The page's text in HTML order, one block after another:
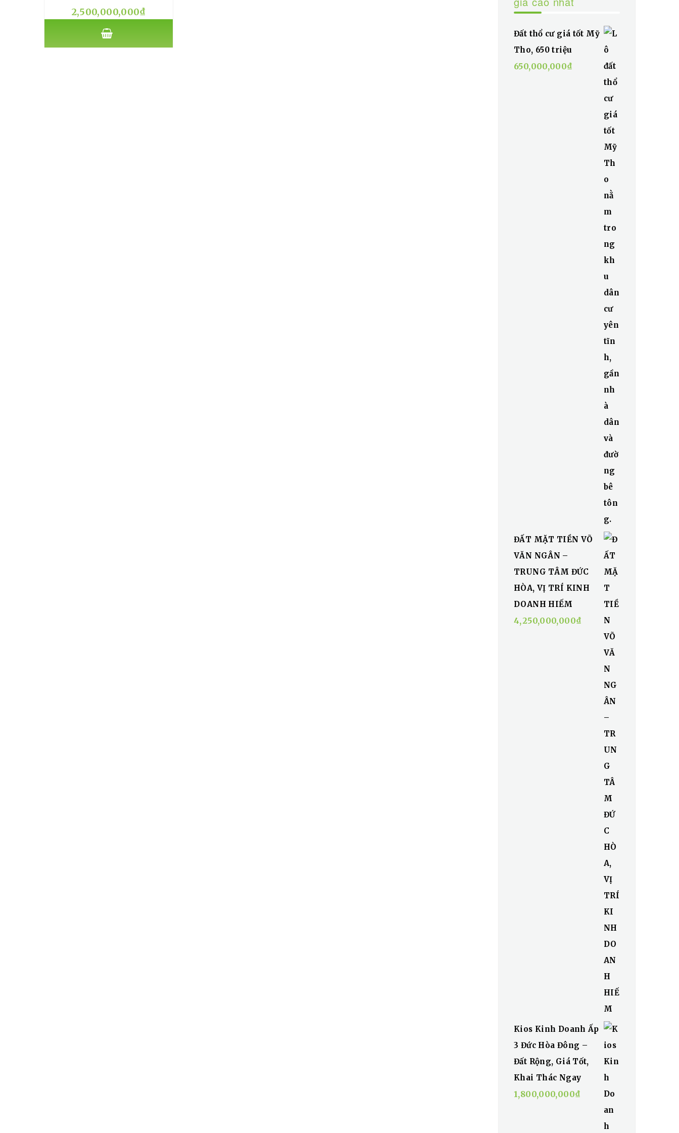
2,500,000,000₫
Đất thổ cư giá tốt Mỹ
Tho, 650 triệu
650,000,000₫
ĐẤT MẶT TIỀN VÕ
VĂN NGÂN –
TRUNG TÂM ĐỨC
HÒA, VỊ TRÍ KINH
DOANH HIẾM
4,250,000,000₫
Kios Kinh Doanh Ấp
3 Đức Hòa Đông –
Đất Rộng, Giá Tốt,
Khai Thác Ngay
1,800,000,000₫